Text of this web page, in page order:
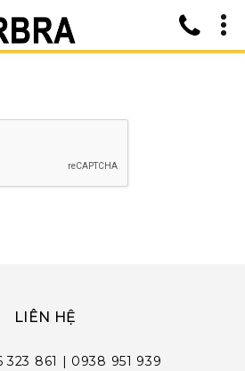
LIÊN HỆ
323 861 | 0938 951 939